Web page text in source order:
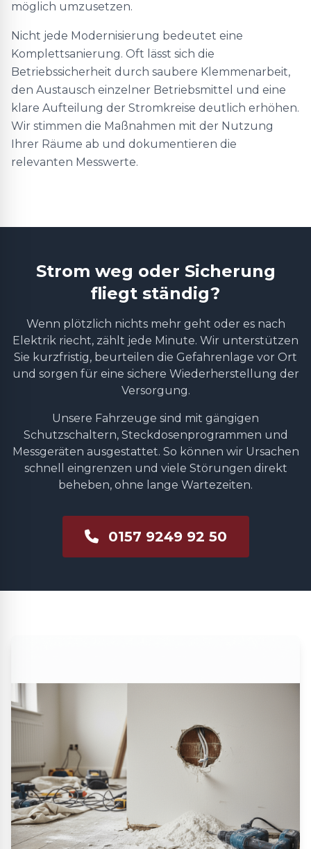
möglich umzusetzen.
Nicht jede Modernisierung bedeutet eine
Komplettsanierung. Oft lässt sich die
Betriebssicherheit durch saubere Klemmenarbeit,
den Austausch einzelner Betriebsmittel und eine
klare Aufteilung der Stromkreise deutlich erhöhen.
Wir stimmen die Maßnahmen mit der Nutzung
Ihrer Räume ab und dokumentieren die
relevanten Messwerte.
Strom weg oder Sicherung
fliegt ständig?
Wenn plötzlich nichts mehr geht oder es nach
Elektrik riecht, zählt jede Minute. Wir unterstützen
Sie kurzfristig, beurteilen die Gefahrenlage vor Ort
und sorgen für eine sichere Wiederherstellung der
Versorgung.
Unsere Fahrzeuge sind mit gängigen
Schutzschaltern, Steckdosenprogrammen und
Messgeräten ausgestattet. So können wir Ursachen
schnell eingrenzen und viele Störungen direkt
beheben, ohne lange Wartezeiten.
0157 9249 92 50